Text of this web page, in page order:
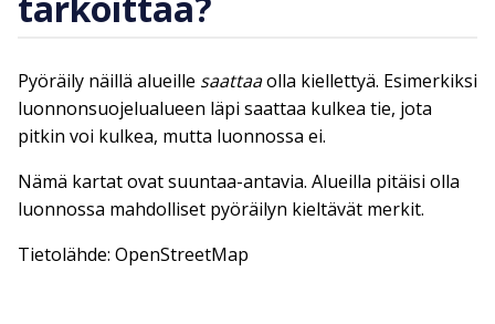
Pyöräily näillä alueille saattaaolla kiellettyä. Esimerkiksi
luonnonsuojelualueen läpi saattaa kulkea tie, jota
pitkin voi kulkea, mutta luonnossa ei.
Nämä kartat ovat suuntaa-antavia. Alueilla pitäisi olla
luonnossa mahdolliset pyöräilyn kieltävät merkit.
Tietolähde: OpenStreetMap